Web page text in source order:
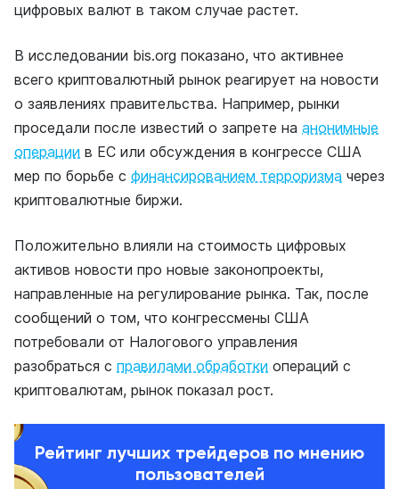
цифровых валют в таком случае растет.
В исследовании bis.org показано, что активнее
всего криптовалютный рынок реагирует на новости
о заявлениях правительства. Например, рынки
проседали после известий о запрете на анонимные
операции в ЕС или обсуждения в конгрессе США
мер по борьбе с финансированием терроризма через
криптовалютные биржи.
Положительно влияли на стоимость цифровых
активов новости про новые законопроекты,
направленные на регулирование рынка. Так, после
сообщений о том, что конгрессмены США
потребовали от Налогового управления
разобраться с правилами обработки операций с
криптовалютам, рынок показал рост.
Рейтинг лучших трейдеров по мнению
пользователей